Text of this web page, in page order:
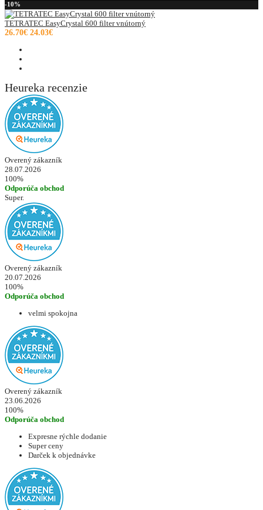
-10%
TETRATEC EasyCrystal 600 filter vnútorný
26.70€ 24.03€
Heureka recenzie
Overený zákazník
28.07.2026
100%
Odporúča obchod
Super.
Overený zákazník
20.07.2026
100%
Odporúča obchod
velmi spokojna
Overený zákazník
23.06.2026
100%
Odporúča obchod
Expresne rýchle dodanie
Super ceny
Darček k objednávke